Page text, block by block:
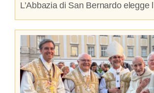
L’Abbazia di San Bernardo elegge